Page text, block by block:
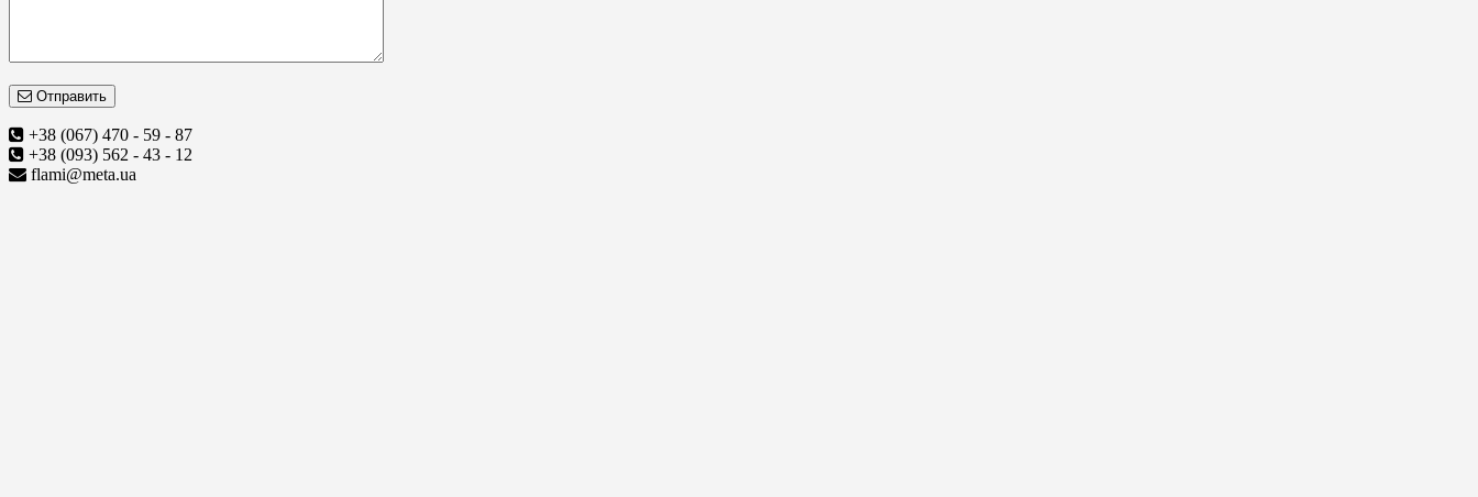
Отправить
+38 (067) 470 - 59 - 87
+38 (093) 562 - 43 - 12
flami@meta.ua